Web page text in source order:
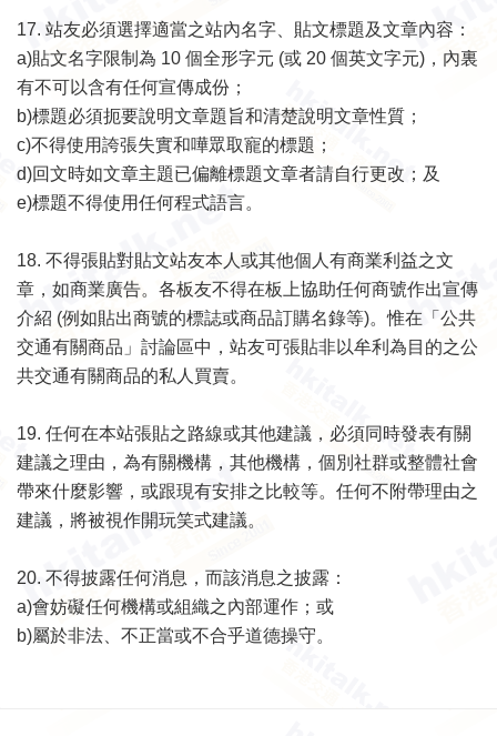
17. 站友必須選擇適當之站內名字、貼文標題及文章內容：
a)貼文名字限制為 10 個全形字元 (或 20 個英文字元) ，內裏
有不可以含有任何宣傳成份；
b)標題必須扼要說明文章題旨和清楚說明文章性質；
c)不得使用誇張失實和嘩眾取寵的標題；
d)回文時如文章主題已偏離標題文章者請自行更改；及
e)標題不得使用任何程式語言。
18. 不得張貼對貼文站友本人或其他個人有商業利益之文
章，如商業廣告。各板友不得在板上協助任何商號作出宣傳
介紹 (例如貼出商號的標誌或商品訂購名錄等)。惟在「公共
交通有關商品」討論區中，站友可張貼非以牟利為目的之公
共交通有關商品的私人買賣。
19. 任何在本站張貼之路線或其他建議，必須同時發表有關
建議之理由，為有關機構，其他機構，個別社群或整體社會
帶來什麼影響， 或跟現有安排之比較等。任何不附帶理由之
建議，將被視作開玩笑式建議。
20. 不得披露任何消息，而該消息之披露：
a)會妨礙任何機構或組織之內部運作；或
b)屬於非法、不正當或不合乎道德操守。